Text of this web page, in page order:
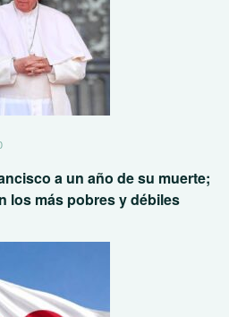
a un año de su muerte;
los más pobres y débiles